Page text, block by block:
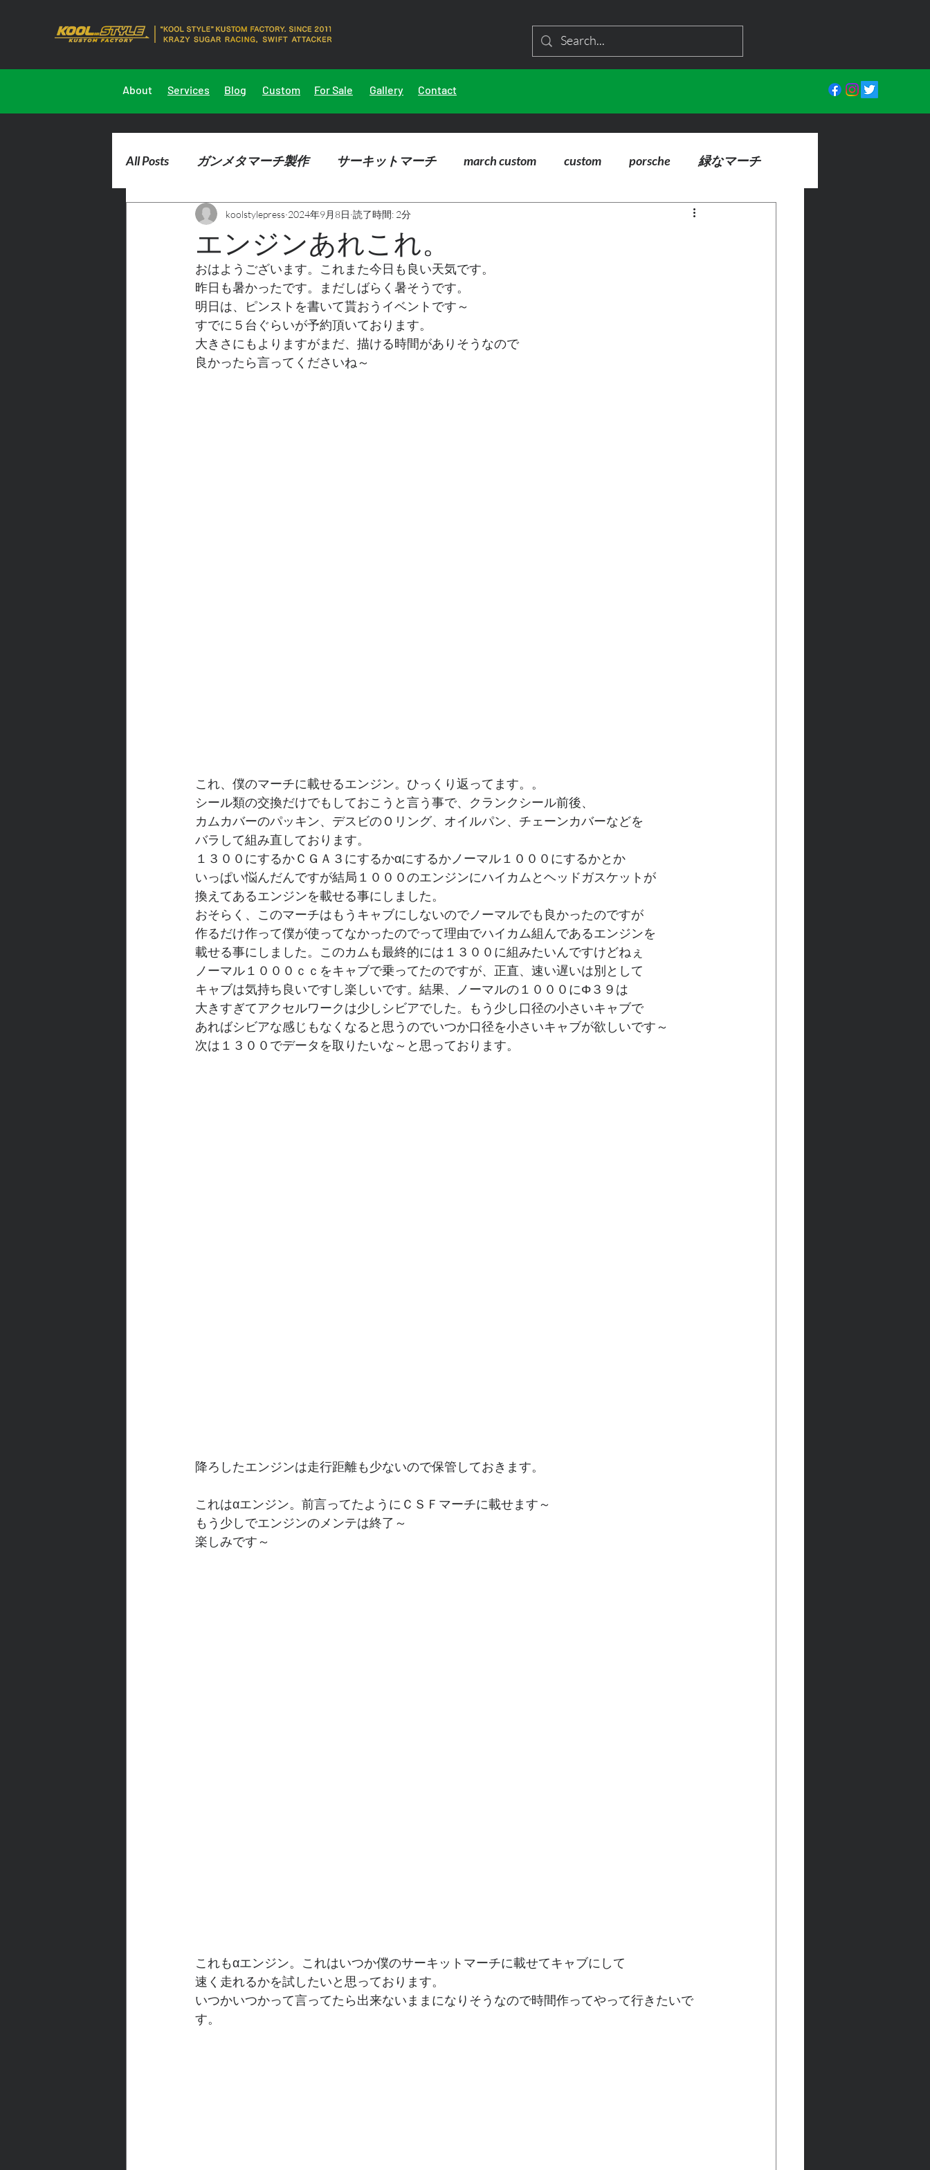
About Services Blog Custom For Sale Gallery Contact
All Posts ガンメタマーチ製作 サーキットマーチ march custom custom porsche 緑なマーチ
2023marchdemocar製作
エンジンあれこれ。
koolstylepress 2024年9月8日 読了時間: 2分
おはようございます。これまた今日も良い天気です。
昨日も暑かったです。まだしばらく暑そうです。
明日は、ピンストを書いて貰おうイベントです～
すでに５台ぐらいが予約頂いております。
大きさにもよりますがまだ、描ける時間がありそうなので
良かったら言ってくださいね～
これ、僕のマーチに載せるエンジン。ひっくり返ってます。。
シール類の交換だけでもしておこうと言う事で、クランクシール前後、
カムカバーのパッキン、デスビのＯリング、オイルパン、チェーンカバーなどを
バラして組み直しております。
１３００にするかＣＧＡ３にするかαにするかノーマル１０００にするかとか
いっぱい悩んだんですが結局１０００のエンジンにハイカムとヘッドガスケットが
換えてあるエンジンを載せる事にしました。
おそらく、このマーチはもうキャブにしないのでノーマルでも良かったのですが
作るだけ作って僕が使ってなかったのでって理由でハイカム組んであるエンジンを
載せる事にしました。このカムも最終的には１３００に組みたいんですけどねぇ
ノーマル１０００ｃｃをキャブで乗ってたのですが、正直、速い遅いは別として
キャブは気持ち良いですし楽しいです。結果、ノーマルの１０００にΦ３９は
大きすぎてアクセルワークは少しシビアでした。もう少し口径の小さいキャブで
あればシビアな感じもなくなると思うのでいつか口径を小さいキャブが欲しいです～
次は１３００でデータを取りたいな～と思っております。
降ろしたエンジンは走行距離も少ないので保管しておきます。
これはαエンジン。前言ってたようにＣＳＦマーチに載せます～
もう少しでエンジンのメンテは終了～
楽しみです～
これもαエンジン。これはいつか僕のサーキットマーチに載せてキャブにして
速く走れるかを試したいと思っております。
いつかいつかって言ってたら出来ないままになりそうなので時間作ってやって行きたいで
す。